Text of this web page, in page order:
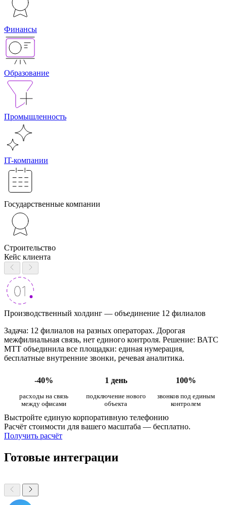
Финансы
Образование
Промышленность
IT-компании
Государственные компании
Строительство
Кейс клиента
Производственный холдинг — объединение 12 филиалов
Задача: 12 филиалов на разных операторах. Дорогая
межфилиальная связь, нет единого контроля. Решение: ВАТС
МТТ объединила все площадки: единая нумерация,
бесплатные внутренние звонки, речевая аналитика.
-40% 1 день 100%
расходы на связь
между офисами
подключение нового
объекта
звонков под единым
контролем
Выстройте единую корпоративную телефонию
Расчёт стоимости для вашего масштаба — бесплатно.
Получить расчёт
Готовые интеграции